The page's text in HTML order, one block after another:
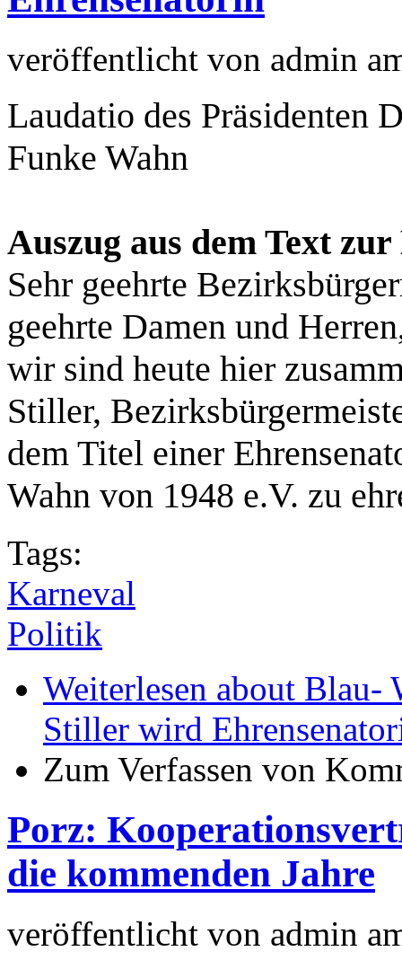
veröffentlicht von admin
Laudatio des Präsidenten
Funke Wahn
Auszug aus dem Text
Sehr geehrte
geehrte Damen und
wir sind heute hier
Stiller,
dem Titel einer
Wahn von 1948 e.V. zu
Tags:
Karneval
Politik
Weiterlesen about Blau-
Stiller wird
Zum Verfassen von
Porz:
die kommenden Jahre
veröffentlicht von admin